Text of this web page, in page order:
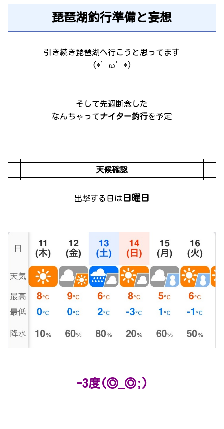
琵琶湖釣行準備と妄想
引き続き琵琶湖へ行こうと思ってます
(*’ω’*)
そして先週断念した
なんちゃってナイター釣行を予定
天候確認
出撃する日は 日曜日
-3度(◎_◎;)